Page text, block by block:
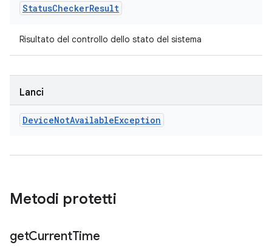
StatusCheckerResult
Risultato del controllo dello stato del sistema
Lanci
DeviceNotAvailableException
Metodi protetti
getCurrentTime